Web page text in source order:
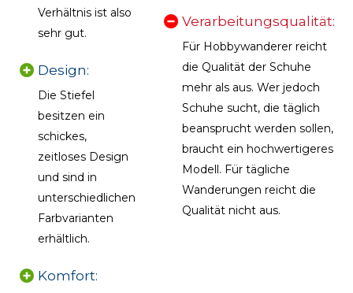
Verhältnis ist also
sehr gut.
Design:
Die Stiefel
besitzen ein
schickes,
zeitloses Design
und sind in
unterschiedlichen
Farbvarianten
erhältlich.
Komfort:
Verarbeitungsqualität:
Für Hobbywanderer reicht
die Qualität der Schuhe
mehr als aus. Wer jedoch
Schuhe sucht, die täglich
beansprucht werden sollen,
braucht ein hochwertigeres
Modell. Für tägliche
Wanderungen reicht die
Qualität nicht aus.